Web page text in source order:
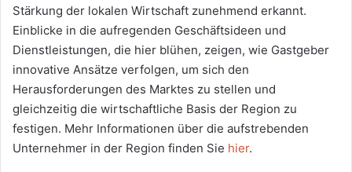
Stärkung der lokalen Wirtschaft zunehmend erkannt.
Einblicke in die aufregenden Geschäftsideen und
Dienstleistungen, die hier blühen, zeigen, wie Gastgeber
innovative Ansätze verfolgen, um sich den
Herausforderungen des Marktes zu stellen und
gleichzeitig die wirtschaftliche Basis der Region zu
festigen. Mehr Informationen über die aufstrebenden
Unternehmer in der Region finden Sie hier.